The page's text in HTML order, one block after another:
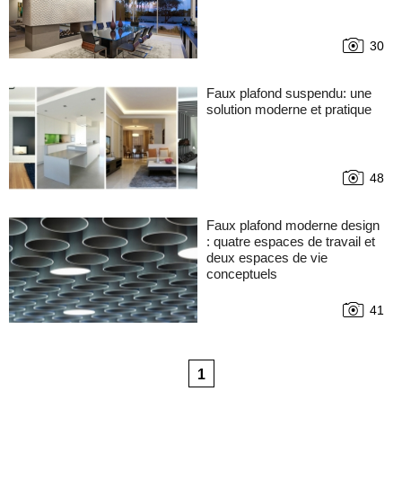
30
Faux plafond suspendu: une
solution moderne et pratique
48
Faux plafond moderne design
: quatre espaces de travail et
deux espaces de vie
conceptuels
41
1